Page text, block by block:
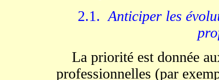
2.1. Anticiper les
La priorité est donnée
professionnelles (par